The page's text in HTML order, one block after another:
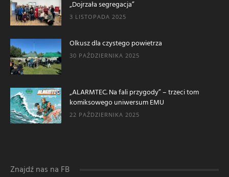
„Dojrzała segregacja”
3 LISTOPADA 2025
Olkusz dla czystego powietrza
30 PAŹDZIERNIKA 2025
„ALARMTEC. Na fali przygody” – trzeci tom
komiksowego uniwersum EMU
22 PAŹDZIERNIKA 2025
Znajdź nas na FB